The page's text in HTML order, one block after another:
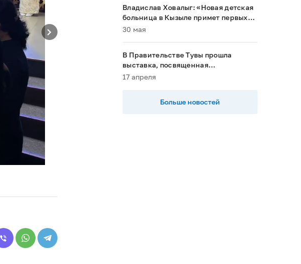
Владислав Ховалыг: «Новая детская
больница в Кызыле примет первых
пациентов в 2028 году»
30 мая
В Правительстве Тувы прошла
выставка, посвященная
национальным проектам
17 апреля
Больше новостей